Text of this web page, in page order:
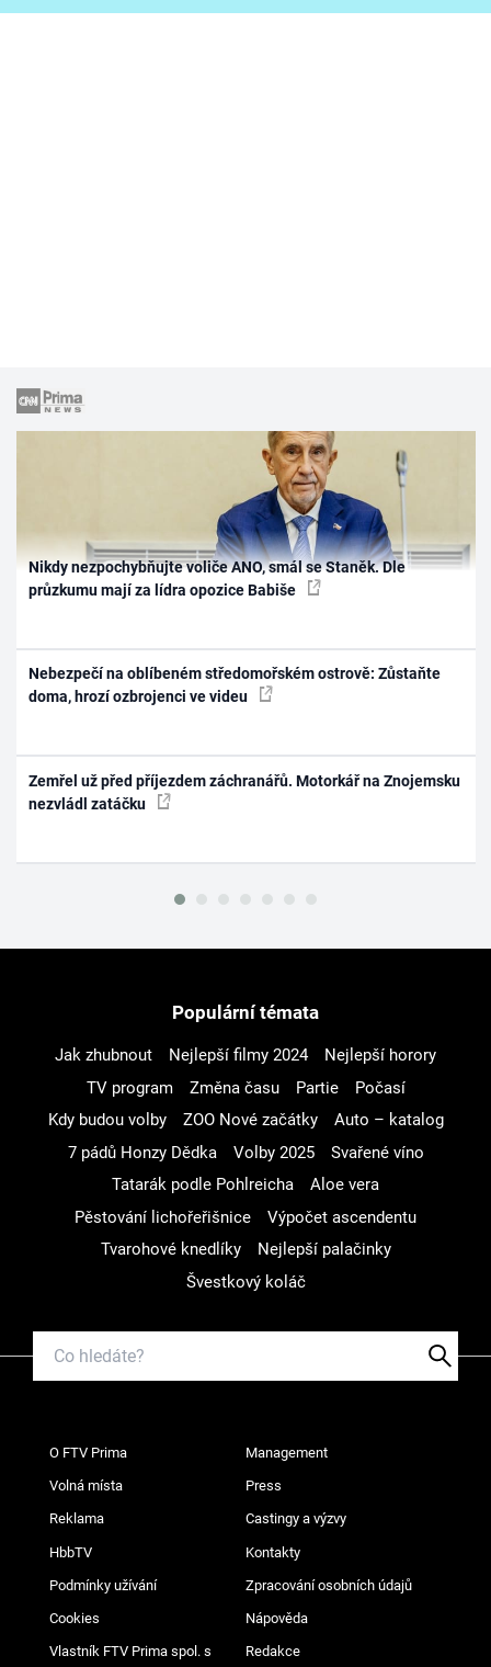
Nikdy nezpochybňujte voliče ANO, smál se Staněk. Dle
průzkumu mají za lídra opozice Babiše
Nebezpečí na oblíbeném středomořském ostrově: Zůstaňte
doma, hrozí ozbrojenci ve videu
Zemřel už před příjezdem záchranářů. Motorkář na Znojemsku
nezvládl zatáčku
Populární témata
Jak zhubnout Nejlepší filmy 2024
Nejlepší horory
TV program
Změna času Partie
Počasí
Kdy budou volby
ZOO Nové začátky
Auto – katalog
7 pádů Honzy Dědka
Volby 2025
Svařené víno
Tatarák podle Pohlreicha
Aloe vera
Pěstování lichořeřišnice
Výpočet ascendentu
Tvarohové knedlíky
Nejlepší palačinky
Švestkový koláč
O FTV Prima Management
Volná místa Press
Reklama Castingy a výzvy
HbbTV Kontakty
Podmínky užívání Zpracování osobních údajů
Cookies Nápověda
Vlastník FTV Prima spol. s
Redakce